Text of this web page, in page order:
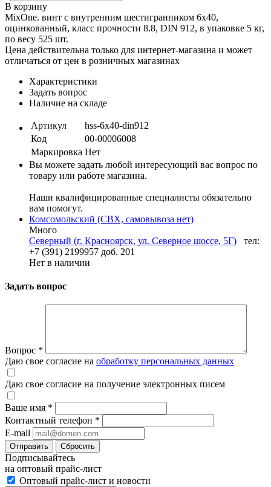
В корзину
MixOne. винт с внутренним шестигранником 6x40,
оцинкованный, класс прочности 8.8, DIN 912, в упаковке 5 кг,
по весу 525 шт.
Цена действительна только для интернет-магазина и может
отличаться от цен в розничных магазинах
Характеристики
Задать вопрос
Наличие на складе
Артикул
hss-6x40-din912
Код
00-00006008
Маркировка Нет
Вы можете задать любой интересующий вас вопрос по
товару или работе магазина.
Наши квалифицированные специалисты обязательно
вам помогут.
Комсомольский (СВХ, самовывоза нет)
Много
Северный (г. Красноярск, ул. Северное шоссе, 5Г)
тел:
+7 (391) 2199957 доб. 201
Нет в наличии
Задать вопрос
Вопрос *
Даю свое согласие на обработку персональных данных
Даю свое согласие на получение электронных писем
Ваше имя *
Контактный телефон *
E-mail
Отправить Сбросить
Подписывайтесь
на оптовый прайс-лист
Оптовый прайс-лист и новости